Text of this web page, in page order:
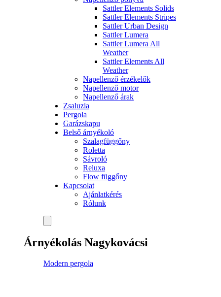
Sattler Elements Solids
Sattler Elements Stripes
Sattler Urban Design
Sattler Lumera
Sattler Lumera All
Weather
Sattler Elements All
Weather
Napellenző érzékelők
Napellenző motor
Napellenző árak
Zsaluzia
Pergola
Garázskapu
Belső árnyékoló
Szalagfüggőny
Roletta
Sávroló
Reluxa
Flow függőny
Kapcsolat
Ajánlatkérés
Rólunk
Árnyékolás Nagykovácsi
Modern pergola